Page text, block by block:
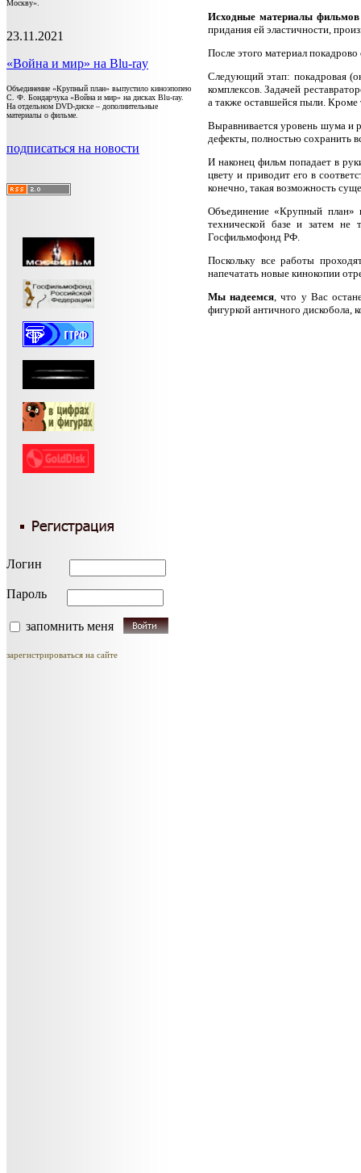
Москву».
23.11.2021
«Война и мир» на Blu-ray
Объединение «Крупный план» выпустило киноэпопею
С. Ф. Бондарчука «Война и мир» на дисках Blu-ray.
На отдельном DVD-диске – дополнительные
материалы о фильме.
подписаться на новости
Логин
Пароль
запомнить меня
зарегистрироваться на сайте
Исходные материалы фильмов
придания ей эластичности,
После этого материал покадрово
Следующий этап: покадровая
комплексов. Задачей
а также оставшейся пыли. Кроме
Выравнивается уровень шума и
дефекты, полностью сохранить
И наконец фильм попадает в
цвету и приводит его в
конечно, такая возможность
Объединение «Крупный план»
технической базе и затем не
Госфильмофонд РФ.
Поскольку все работы
напечатать новые кинокопии
Мы надеемся, что у Вас
фигуркой античного дискобола,